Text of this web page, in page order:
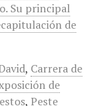
Su principal
de
, Carrera de
de
, Peste